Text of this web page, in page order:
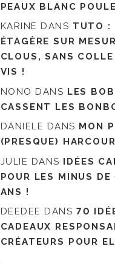
PEAUX BLANC
KARINE DANS TUTO :
ÉTAGÈRE SUR
CLOUS, SANS
VIS !
NONO DANS LES
CASSENT LES
DANIELE DANS MON
(PRESQUE)
JULIE DANS IDÉES
POUR LES MINUS
ANS !
DEEDEE DANS 70
CADEAUX
CRÉATEURS POUR